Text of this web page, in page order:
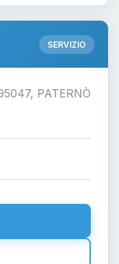
SERVIZIO
PATERNÒ